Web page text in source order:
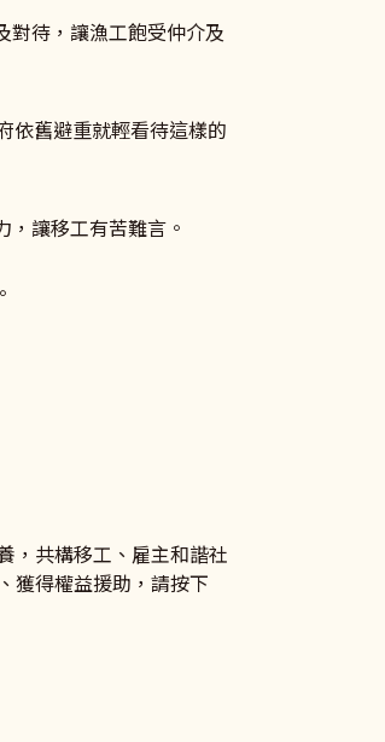
對待，讓漁工飽受仲介及
依舊避重就輕看待這樣的
讓移工有苦難言。
，共構移工、雇主和諧社
獲得權益援助，請按下